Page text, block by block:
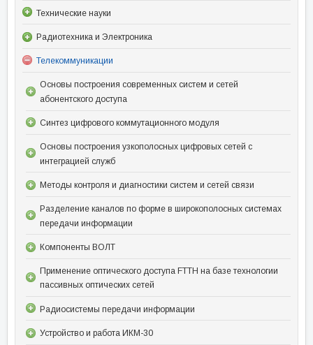
Технические науки
Радиотехника и Электроника
Телекоммуникации
Основы построения современных систем и сетей
абонентского доступа
Синтез цифрового коммутационного модуля
Основы построения узкополосных цифровых сетей с
интеграцией служб
Методы контроля и диагностики систем и сетей связи
Разделение каналов по форме в широкополосных системах
передачи информации
Компоненты ВОЛТ
Применение оптического доступа FTTH на базе технологии
пассивных оптических сетей
Радиосистемы передачи информации
Устройство и работа ИКМ-30